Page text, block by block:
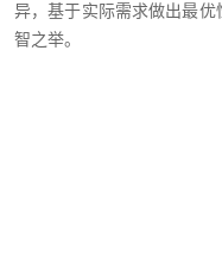
异，基于实际需求做出最
智之举。